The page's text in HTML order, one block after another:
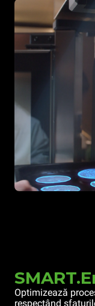
Optimizează
respectând